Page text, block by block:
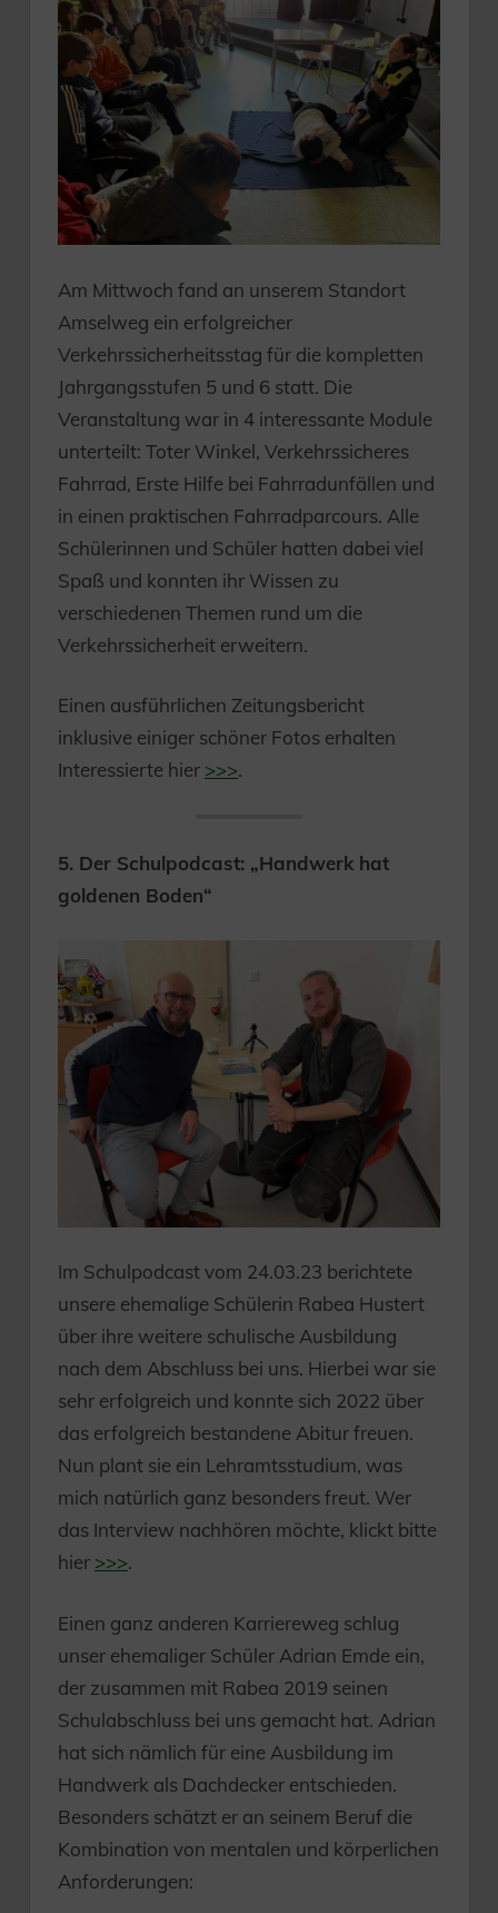
Am Mittwoch fand an unserem Standort
Amselweg ein erfolgreicher
Verkehrssicherheitsstag für die kompletten
Jahrgangsstufen 5 und 6 statt. Die
Veranstaltung war in 4 interessante Module
unterteilt: Toter Winkel, Verkehrssicheres
Fahrrad, Erste Hilfe bei Fahrradunfällen und
in einen praktischen Fahrradparcours. Alle
Schülerinnen und Schüler hatten dabei viel
Spaß und konnten ihr Wissen zu
verschiedenen Themen rund um die
Verkehrssicherheit erweitern.
Einen ausführlichen Zeitungsbericht
inklusive einiger schöner Fotos erhalten
Interessierte hier >>>.
5. Der Schulpodcast: „Handwerk hat
goldenen Boden“
Im Schulpodcast vom 24.03.23 berichtete
unsere ehemalige Schülerin Rabea Hustert
über ihre weitere schulische Ausbildung
nach dem Abschluss bei uns. Hierbei war sie
sehr erfolgreich und konnte sich 2022 über
das erfolgreich bestandene Abitur freuen.
Nun plant sie ein Lehramtsstudium, was
mich natürlich ganz besonders freut. Wer
das Interview nachhören möchte, klickt bitte
hier >>>.
Einen ganz anderen Karriereweg schlug
unser ehemaliger Schüler Adrian Emde ein,
der zusammen mit Rabea 2019 seinen
Schulabschluss bei uns gemacht hat. Adrian
hat sich nämlich für eine Ausbildung im
Handwerk als Dachdecker entschieden.
Besonders schätzt er an seinem Beruf die
Kombination von mentalen und körperlichen
Anforderungen: